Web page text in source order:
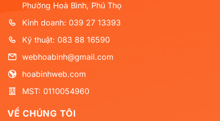
Phường Hoà Bình, Phú Thọ
Kinh doanh: 039 27 13393
Kỹ thuật: 083 88 16590
webhoabinh@gmail.com
hoabinhweb.com
MST: 0110054960
VỀ CHÚNG TÔI